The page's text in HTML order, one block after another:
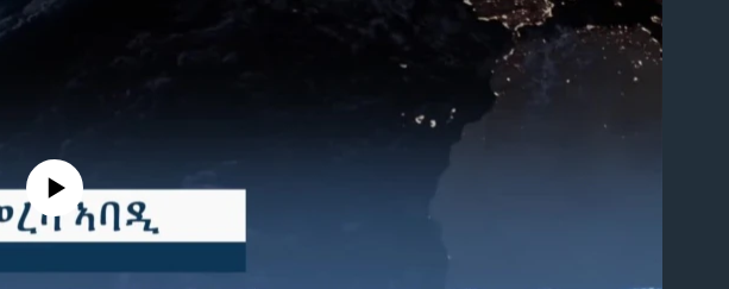
currently available